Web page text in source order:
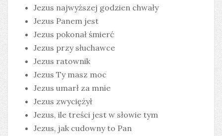
Jezus najwyższej godzien chwały
Jezus Panem jest
Jezus pokonał śmierć
Jezus przy słuchawce
Jezus ratownik
Jezus Ty masz moc
Jezus umarł za mnie
Jezus zwyciężył
Jezus, ile treści jest w słowie tym
Jezus, jak cudowny to Pan